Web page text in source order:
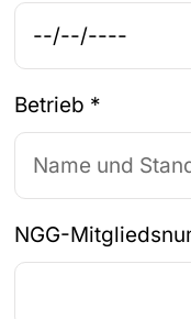
Betrieb *
NGG-